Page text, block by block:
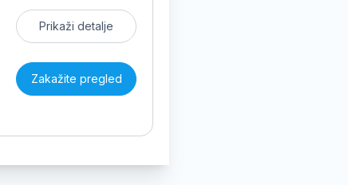
Prikaži detalje
Zakažite pregled